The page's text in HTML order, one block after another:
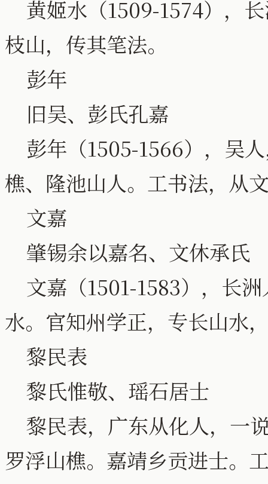
黄姬水（1509-1574），
枝山，传其笔法。
彭年
旧吴、彭氏孔嘉
彭年（1505-1566），吴
樵、隆池山人。工书法，从
文嘉
肇锡余以嘉名、文休承氏
文嘉（1501-1583），长
水。官知州学正，专长山水
黎民表
黎氏惟敬、瑶石居士
黎民表，广东从化人，一
罗浮山樵。嘉靖乡贡进士。